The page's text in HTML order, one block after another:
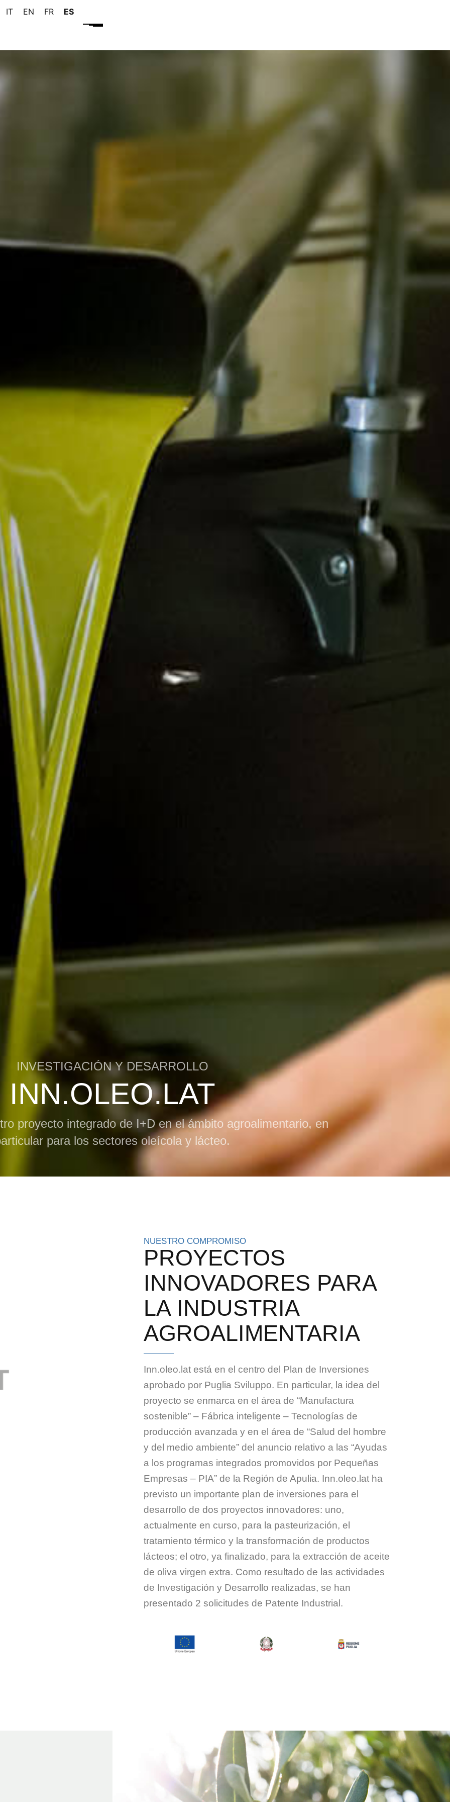
IT EN FR ES
INVESTIGACIÓN Y DESARROLLO
INN.OLEO.LAT
proyecto integrado de I+D en el ámbito agroalimentario, en
para los sectores oleícola y lácteo.
NUESTRO COMPROMISO
PROYECTOS
INNOVADORES PARA
LA INDUSTRIA
AGROALIMENTARIA
Inn.oleo.lat está en el centro del Plan de Inversiones
aprobado por Puglia Sviluppo. En particular, la idea del
proyecto se enmarca en el área de “Manufactura
sostenible” – Fábrica inteligente – Tecnologías de
producción avanzada y en el área de “Salud del hombre
y del medio ambiente” del anuncio relativo a las “Ayudas
a los programas integrados promovidos por Pequeñas
Empresas – PIA” de la Región de Apulia. Inn.oleo.lat ha
previsto un importante plan de inversiones para el
desarrollo de dos proyectos innovadores: uno,
actualmente en curso, para la pasteurización, el
tratamiento térmico y la transformación de productos
lácteos; el otro, ya finalizado, para la extracción de aceite
de oliva virgen extra. Como resultado de las actividades
de Investigación y Desarrollo realizadas, se han
presentado 2 solicitudes de Patente Industrial.